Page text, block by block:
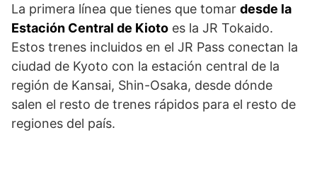
La primera línea que tienes que tomar desde la
Estación Central de Kioto es la JR Tokaido.
Estos trenes incluidos en el JR Pass conectan la
ciudad de Kyoto con la estación central de la
región de Kansai, Shin-Osaka, desde dónde
salen el resto de trenes rápidos para el resto de
regiones del país.